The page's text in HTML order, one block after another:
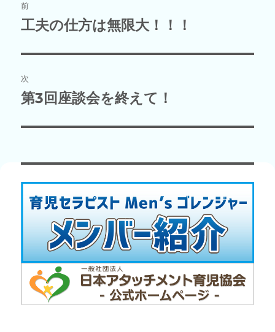
稿
ビ
ゲ
ー
ン
前
投
稿:
工夫の仕方は無限大！！！
次
次
投
第3回座談会を終えて！